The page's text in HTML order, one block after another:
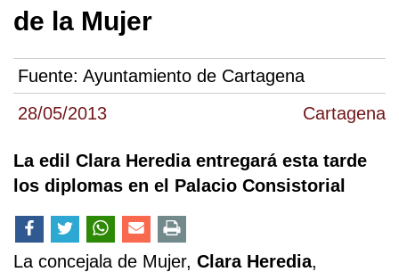
28/05/2013 Cartagena
de la Mujer
Fuente: Ayuntamiento de Cartagena
La edil Clara Heredia entregará esta tarde
los diplomas en el Palacio Consistorial
La concejala de Mujer, Clara Heredia,